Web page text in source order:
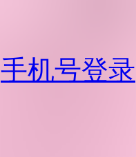
手机号登录